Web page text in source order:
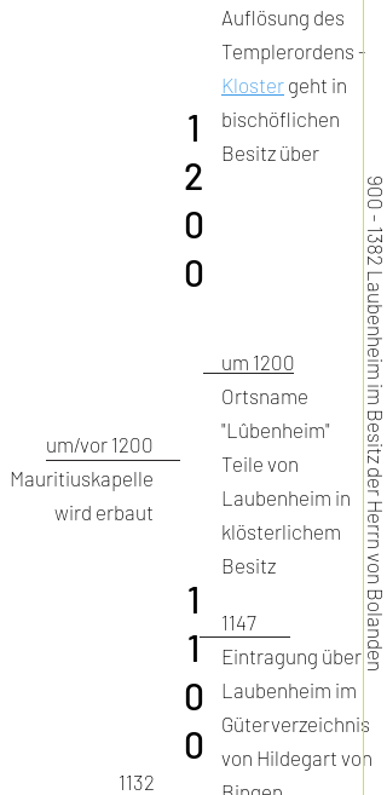
1
1
0
0
1
2
0
0
900 - 1382
Laubenheim im Besitz der Herrn von Bolanden
um 1200
Ortsname
"Lûbenheim"
Teile von
Laubenheim in
klösterlichem
Besitz
um/vor 1200
Mauritiuskapelle
wird erbaut
1132
1147
Eintragung über
Laubenheim im
Güterverzeichnis
von Hildegart von
Auflösung des
Templerordens -
Kloster geht in
bischöflichen
Besitz über